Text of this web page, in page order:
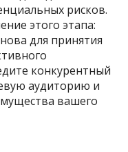
рисков.
этого этапа:
для принятия
конкурентный
аудиторию и
вашего